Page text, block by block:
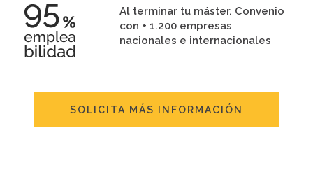
Al terminar tu máster. Convenio
con + 1.200 empresas
nacionales e internacionales
SOLICITA MÁS INFORMACIÓN